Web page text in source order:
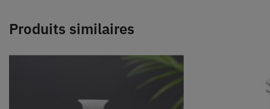
Produits similaires